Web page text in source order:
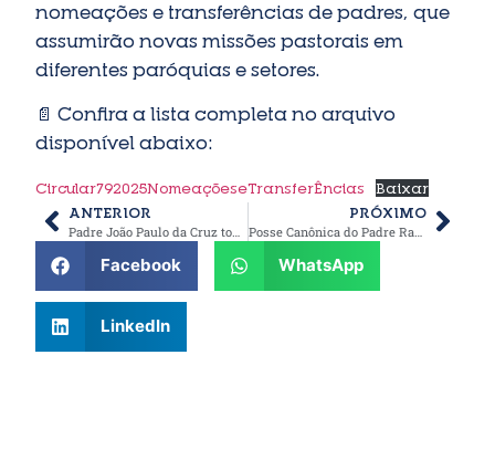
nomeações e transferências de padres, que
assumirão novas missões pastorais em
diferentes paróquias e setores.
📄 Confira a lista completa no arquivo
disponível abaixo:
Circular792025NomeaçõeseTransferÊncias
Baixar
ANTERIOR
PRÓXIMO
Posse Canônica do Padre Ramon Aparecido Ramos
Facebook WhatsApp
LinkedIn